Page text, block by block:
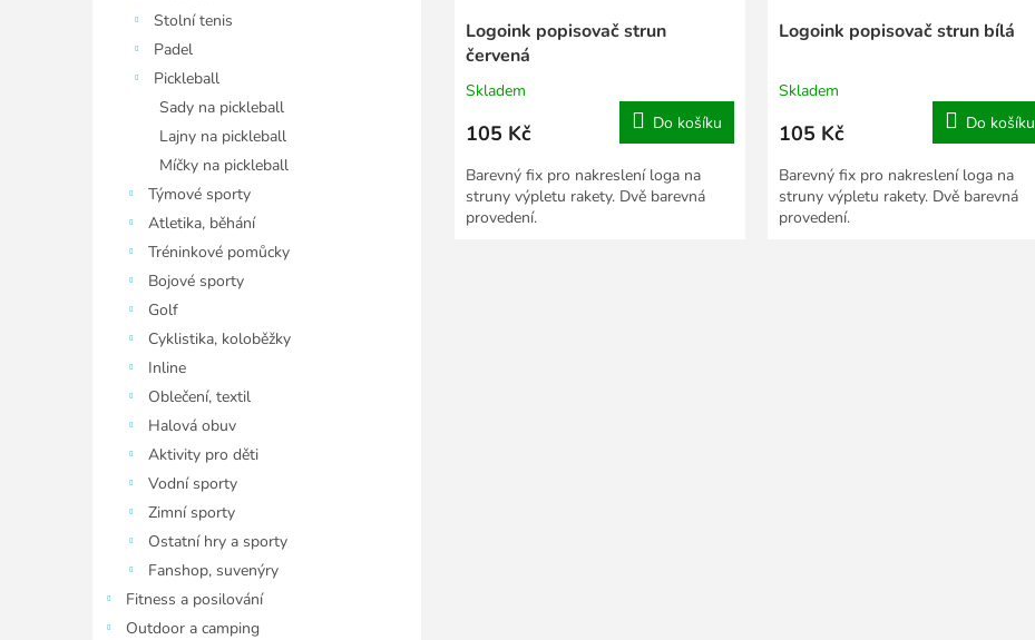
Stolní tenis
Padel
Pickleball
Sady na pickleball
Lajny na pickleball
Míčky na pickleball
Týmové sporty
Atletika, běhání
Tréninkové pomůcky
Bojové sporty
Golf
Cyklistika, koloběžky
Inline
Oblečení, textil
Halová obuv
Aktivity pro děti
Vodní sporty
Zimní sporty
Ostatní hry a sporty
Fanshop, suvenýry
Fitness a posilování
Outdoor a camping
Logoink popisovač strun
červená
Skladem
105 Kč Do košíku
Barevný fix pro nakreslení loga na
struny výpletu rakety. Dvě barevná
provedení.
Logoink popisovač strun bílá
Skladem
105 Kč Do košíku
Barevný fix pro nakreslení loga na
struny výpletu rakety. Dvě barevná
provedení.